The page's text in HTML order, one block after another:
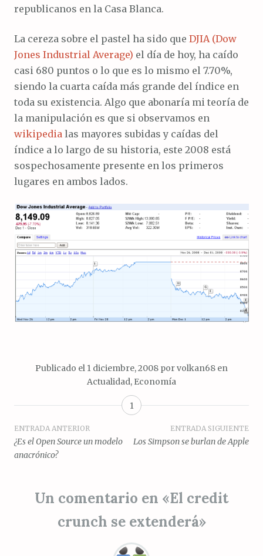
republicanos en la Casa Blanca.
La cereza sobre el pastel ha sido que DJIA (Dow
Jones Industrial Average) el día de hoy, ha caído
casi 680 puntos o lo que es lo mismo el 7.70%,
siendo la cuarta caída más grande del índice en
toda su existencia. Algo que abonaría mi teoría de
la manipulación es que si observamos en
wikipedia las mayores subidas y caídas del
índice a lo largo de su historia, este 2008 está
sospechosamente presente en los primeros
lugares en ambos lados.
Publicado el 1 diciembre, 2008 porvolkan68 en
Actualidad, Economía
1
Navegación
de
ENTRADA ANTERIOR
¿Es el Open Source un modelo
anacrónico?
ENTRADA SIGUIENTE
Los Simpson se burlan de Apple
Un comentario en «El credit
crunch se extenderá»